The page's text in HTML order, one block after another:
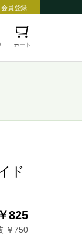
会員登録
カート
ド
￥825
￥750